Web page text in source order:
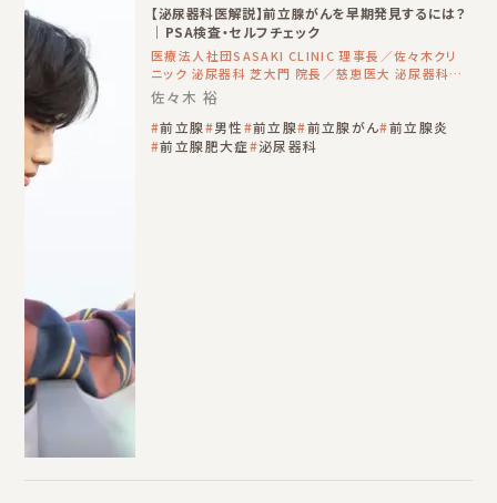
【泌尿器科医解説】前立腺がんを早期発見するには？
｜PSA検査・セルフチェック
医療法人社団SASAKI CLINIC 理事長／佐々木クリ
ニック 泌尿器科 芝大門 院長／慈恵医大 泌尿器科
非常勤講師
佐々木 裕
前立腺 男性 前立腺 前立腺がん 前立腺炎
前立腺肥大症
泌尿器科